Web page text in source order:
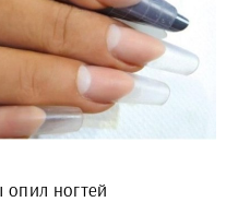
ногтей